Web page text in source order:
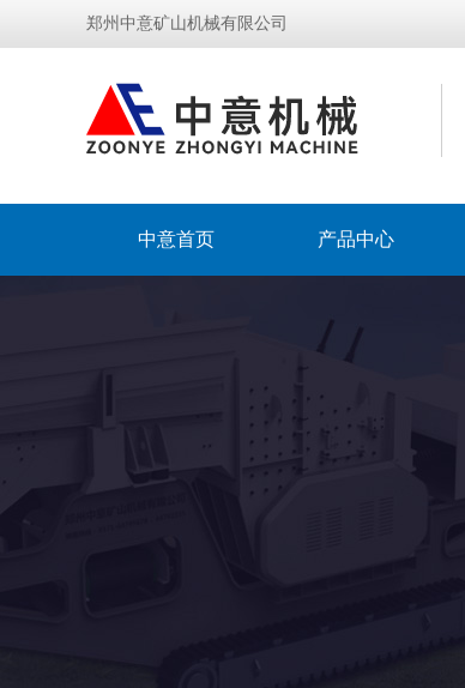
郑州中意矿山机械有限公司
中意首页 产品中心